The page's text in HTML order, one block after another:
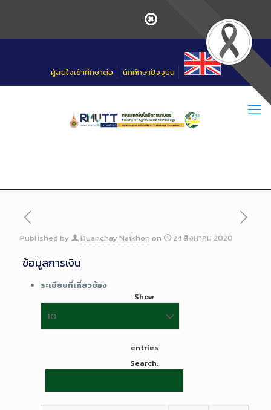
ผู้สนใจเข้าศึกษาต่อ นักศึกษาปัจจุบัน
Published by Duanchay Naikhon on 24 สิงหาคม 2020
ข้อมูลการเงิน
ระเบียบที่เกี่ยวข้อง
Show
entries
Search: